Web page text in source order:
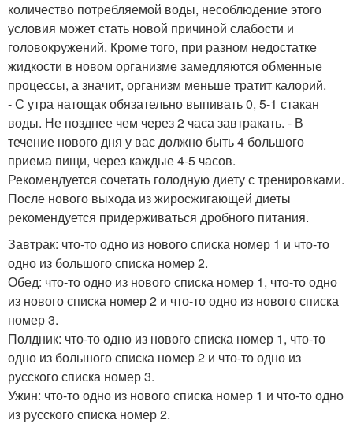
количество потребляемой воды, несоблюдение этого
условия может стать новой причиной слабости и
головокружений. Кроме того, при разном недостатке
жидкости в новом организме замедляются обменные
процессы, а значит, организм меньше тратит калорий.
- С утра натощак обязательно выпивать 0, 5-1 стакан
воды. Не позднее чем через 2 часа завтракать. - В
течение нового дня у вас должно быть 4 большого
приема пищи, через каждые 4-5 часов.
Рекомендуется сочетать голодную диету с тренировками.
После нового выхода из жиросжигающей диеты
рекомендуется придерживаться дробного питания.
Завтрак: что-то одно из нового списка номер 1 и что-то
одно из большого списка номер 2.
Обед: что-то одно из нового списка номер 1, что-то одно
из нового списка номер 2 и что-то одно из нового списка
номер 3.
Полдник: что-то одно из нового списка номер 1, что-то
одно из большого списка номер 2 и что-то одно из
русского списка номер 3.
Ужин: что-то одно из нового списка номер 1 и что-то одно
из русского списка номер 2.